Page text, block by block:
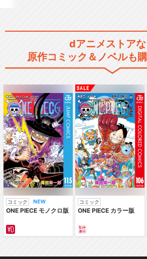
RK SIDE…
遊☆戯☆王
ー・フェ
遊☆戯☆王
ン編）
遊☆戯☆
dアニメストア
原作コミック＆ノベルも
コミック
ONE PIECE モノクロ版
コミック
ONE PIECE カラー版